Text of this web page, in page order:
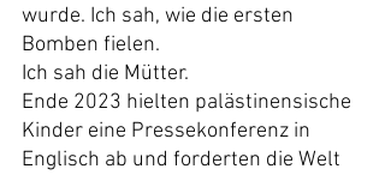
wurde. Ich sah, wie die ersten
Bomben fielen.
Ich sah die Mütter.
Ende 2023 hielten palästinensische
Kinder eine Pressekonferenz in
Englisch ab und forderten die Welt